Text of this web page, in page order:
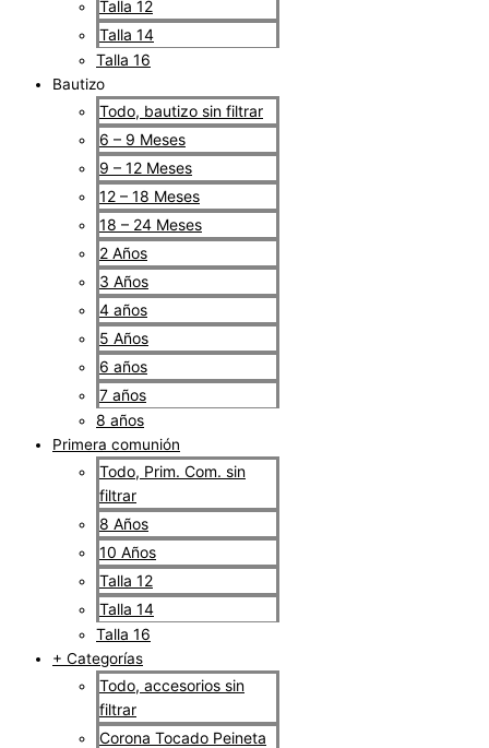
Talla 12
Talla 14
Talla 16
Bautizo
Todo, bautizo sin filtrar
6 – 9 Meses
9 – 12 Meses
12 – 18 Meses
18 – 24 Meses
2 Años
3 Años
4 años
5 Años
6 años
7 años
8 años
Primera comunión
Todo, Prim. Com. sin
filtrar
8 Años
10 Años
Talla 12
Talla 14
Talla 16
+ Categorías
Todo, accesorios sin
filtrar
Corona Tocado Peineta